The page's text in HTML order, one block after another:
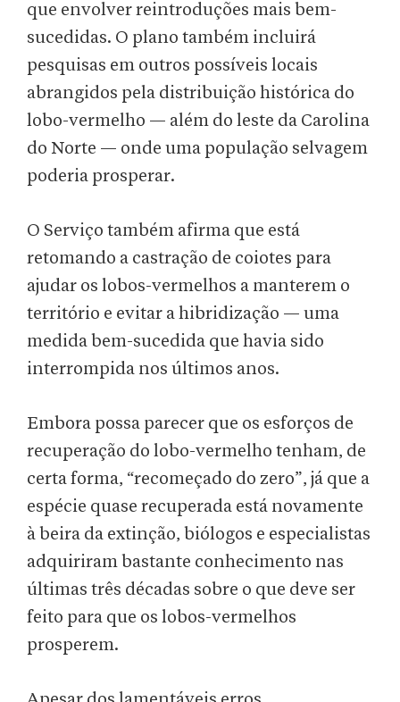
que envolver reintroduções mais bem-
sucedidas. O plano também incluirá
pesquisas em outros possíveis locais
abrangidos pela distribuição histórica do
lobo-vermelho — além do leste da Carolina
do Norte — onde uma população selvagem
poderia prosperar.
O Serviço também afirma que está
retomando a castração de coiotes para
ajudar os lobos-vermelhos a manterem o
território e evitar a hibridização — uma
medida bem-sucedida que havia sido
interrompida nos últimos anos.
Embora possa parecer que os esforços de
recuperação do lobo-vermelho tenham, de
certa forma, “recomeçado do zero”, já que a
espécie quase recuperada está novamente
à beira da extinção, biólogos e especialistas
adquiriram bastante conhecimento nas
últimas três décadas sobre o que deve ser
feito para que os lobos-vermelhos
prosperem.